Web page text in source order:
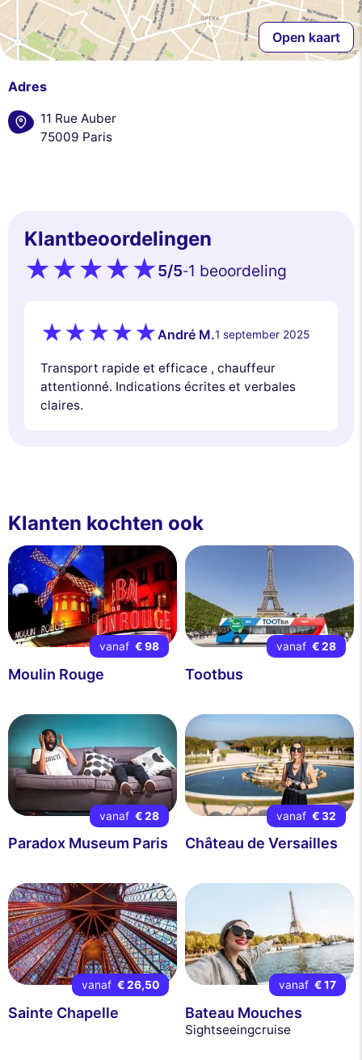
Open kaart
Adres
11 Rue Auber
75009 Paris
Klantbeoordelingen
5/5-1 beoordeling
André M.1 september 2025
Transport rapide et efficace , chauffeur
attentionné. Indications écrites et verbales
claires.
Klanten kochten ook
vanaf € 98
Moulin Rouge
vanaf € 28
Tootbus
vanaf € 28
Paradox Museum Paris
vanaf € 32
Château de Versailles
vanaf € 26,50
Sainte Chapelle
vanaf € 17
Bateau Mouches
Sightseeingcruise